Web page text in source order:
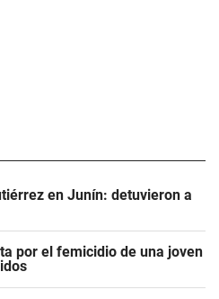
en Junín: detuvieron a
por el femicidio de una joven